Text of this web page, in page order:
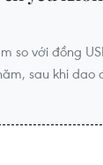
so với đồng
sau khi dao